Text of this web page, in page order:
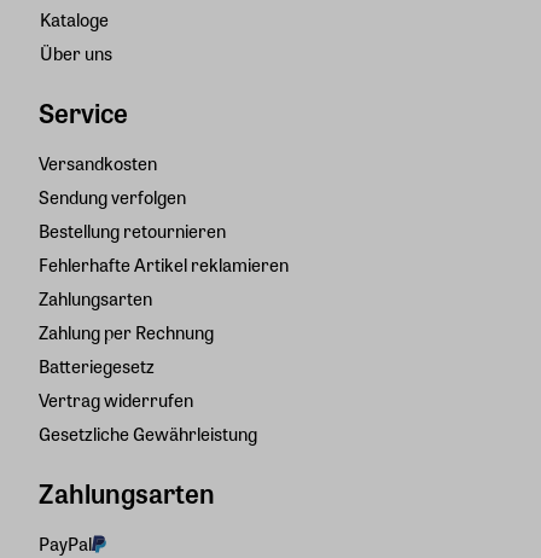
Kataloge
Über uns
Service
Versandkosten
Sendung verfolgen
Bestellung retournieren
Fehlerhafte Artikel reklamieren
Zahlungsarten
Zahlung per Rechnung
Batteriegesetz
Vertrag widerrufen
Gesetzliche Gewährleistung
Zahlungsarten
PayPal